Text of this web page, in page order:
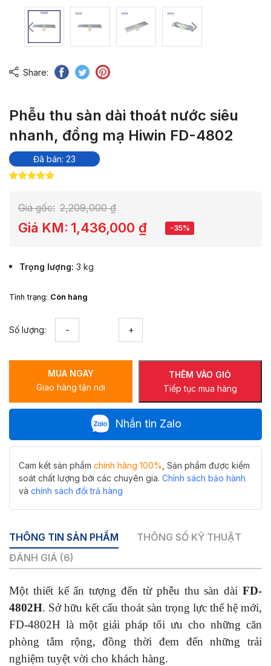
Share:
Phễu thu sàn dài thoát nước siêu
nhanh, đồng mạ Hiwin FD-4802
Đã bán: 23
đánh giá
Giá gốc: 2,209,000₫
Giá KM: 1,436,000 ₫ -35%
Trọng lượng 3 kg
Tình trạng: Còn hàng
Số lượng:
dài
thoát
nước
nhanh,
đồng
mạ
FD-
4802
số
THÊM VÀO GIỎ
Tiếp tục mua hàng
MUA NGAY
Giao hàng tận nơi
Nhắn tin Zalo
Cam kết sản phẩm chính hãng 100% , Sản phẩm được kiểm
soát chất lượng bởi các chuyên gia. Chính sách bảo hành
và chính sách đổi trả hàng
THÔNG TIN SẢN PHẨM
THÔNG SỐ KỸ THUẬT
ĐÁNH GIÁ (6)
Một thiết kế ấn tượng đến từ phễu thu sàn dài FD-
4802H. Sở hữu kết cấu thoát sàn trọng lực thế hệ mới,
FD-4802H là một giải pháp tối ưu cho những căn
phòng tắm rộng, đồng thời đem đến những trải
nghiệm tuyệt vời cho khách hàng.